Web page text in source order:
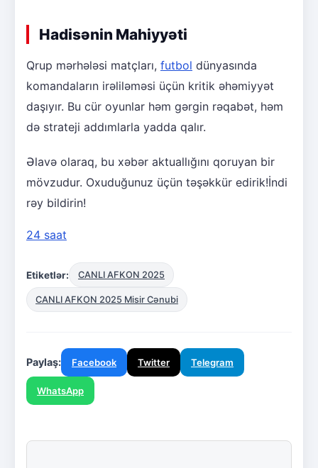
Hadisənin Mahiyyəti
Qrup mərhələsi matçları, futbol dünyasında
komandaların irəliləməsi üçün kritik əhəmiyyət
daşıyır. Bu cür oyunlar həm gərgin rəqabət, həm
də strateji addımlarla yadda qalır.
Əlavə olaraq, bu xəbər aktuallığını qoruyan bir
mövzudur. Oxuduğunuz üçün təşəkkür edirik!İndi
rəy bildirin!
24 saat
Etiketlər: CANLI AFKON 2025
CANLI AFKON 2025 Misir Cənubi
Paylaş: Facebook Twitter Telegram
WhatsApp